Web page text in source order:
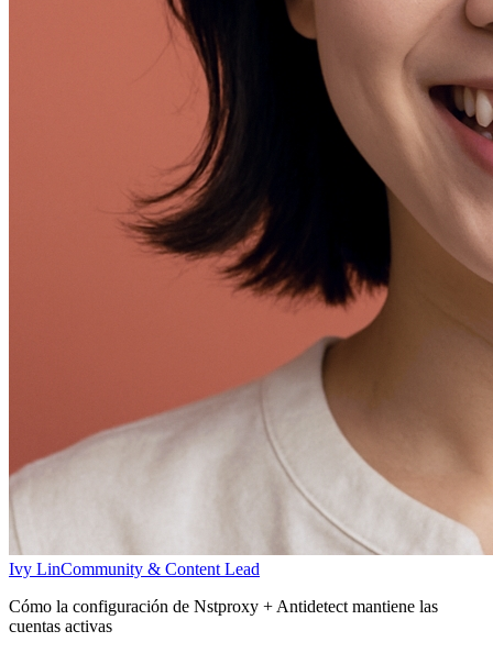
Ivy LinCommunity & Content Lead
Cómo la configuración de Nstproxy + Antidetect mantiene las
cuentas activas